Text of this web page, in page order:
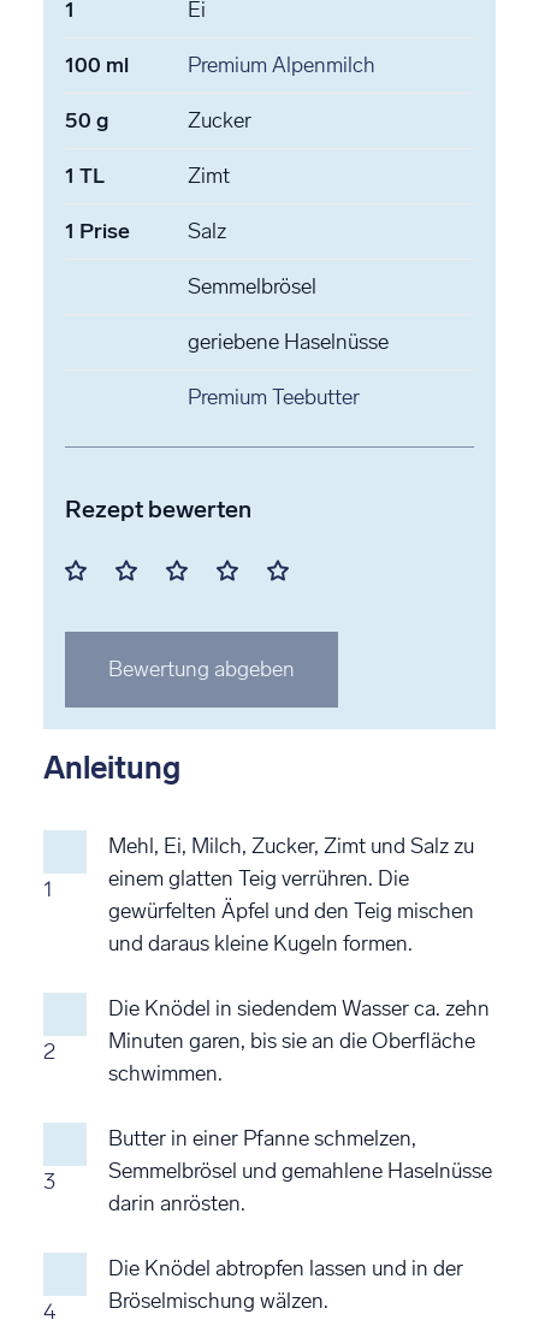
1 Ei
100 ml Premium Alpenmilch
50 g Zucker
1 TL Zimt
1 Prise Salz
Semmelbrösel
geriebene Haselnüsse
Premium Teebutter
Rezept bewerten
Mit
Stern
bewerten
Mit
Stern
bewerten
Mit
Stern
bewerten
Mit
Stern
bewerten
Mit
Stern
bewerten
Bewertung abgeben
Anleitung
1
Mehl, Ei, Milch, Zucker, Zimt und Salz zu
einem glatten Teig verrühren. Die
gewürfelten Äpfel und den Teig mischen
und daraus kleine Kugeln formen.
2
Die Knödel in siedendem Wasser ca. zehn
Minuten garen, bis sie an die Oberfläche
schwimmen.
3
Butter in einer Pfanne schmelzen,
Semmelbrösel und gemahlene Haselnüsse
darin anrösten.
4
Die Knödel abtropfen lassen und in der
Bröselmischung wälzen.